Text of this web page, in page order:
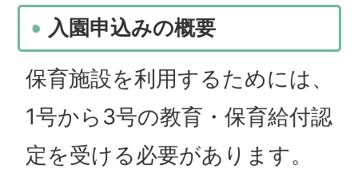
入園申込みの概要
保育施設を利用するためには、
1号から3号の教育・保育給付認
定を受ける必要があります。